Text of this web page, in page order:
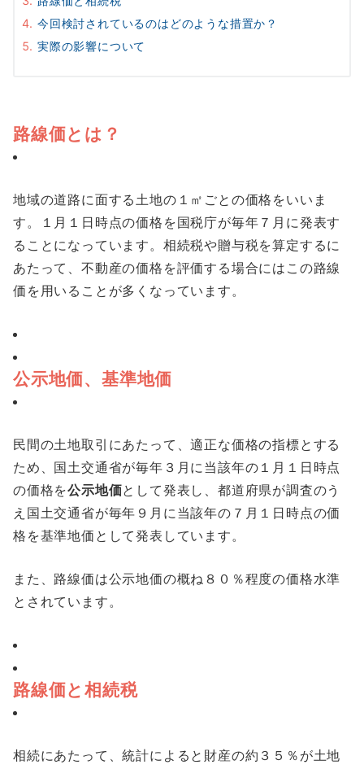
今回検討されているのはどのような措置か？
実際の影響について
路線価とは？
地域の道路に面する土地の１㎡ごとの価格をいいま
す。１月１日時点の価格を国税庁が毎年７月に発表す
ることになっています。相続税や贈与税を算定するに
あたって、不動産の価格を評価する場合にはこの路線
価を用いることが多くなっています。
公示地価、基準地価
民間の土地取引にあたって、適正な価格の指標とする
ため、国土交通省が毎年３月に当該年の１月１日時点
の価格を公示地価として発表し、都道府県が調査のう
え国土交通省が毎年９月に当該年の７月１日時点の価
格を基準地価として発表しています。
また、路線価は公示地価の概ね８０％程度の価格水準
とされています。
路線価と相続税
相続にあたって、統計によると財産の約３５％が土地